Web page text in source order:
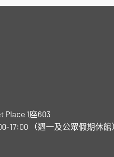
Place 1座603
17:00 （週一及公眾假期休館